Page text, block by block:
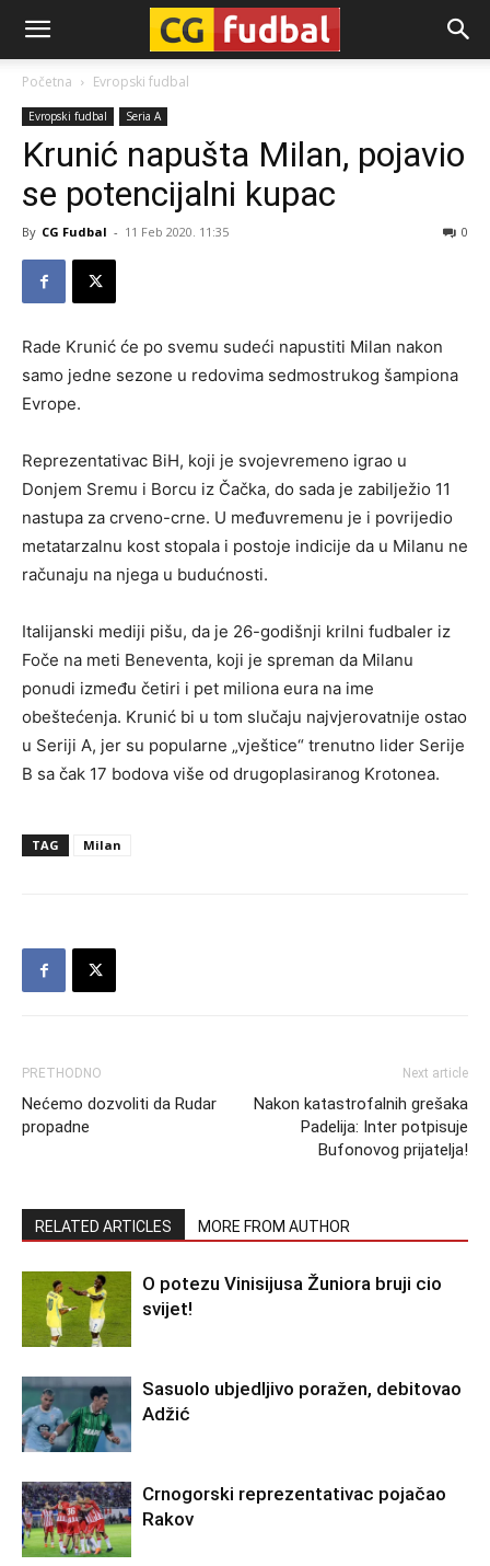
CG-
Fudbal
Početna Evropski fudbal
Evropski fudbal Seria A
Krunić napušta Milan, pojavio
se potencijalni kupac
By CG Fudbal - 11 Feb 2020. 11:35 0
Rade Krunić će po svemu sudeći napustiti Milan nakon
samo jedne sezone u redovima sedmostrukog šampiona
Evrope.
Reprezentativac BiH, koji je svojevremeno igrao u
Donjem Sremu i Borcu iz Čačka, do sada je zabilježio 11
nastupa za crveno-crne. U međuvremenu je i povrijedio
metatarzalnu kost stopala i postoje indicije da u Milanu ne
računaju na njega u budućnosti.
Italijanski mediji pišu, da je 26-godišnji krilni fudbaler iz
Foče na meti Beneventa, koji je spreman da Milanu
ponudi između četiri i pet miliona eura na ime
obeštećenja. Krunić bi u tom slučaju najvjerovatnije ostao
u Seriji A, jer su popularne „vještice“ trenutno lider Serije
B sa čak 17 bodova više od drugoplasiranog Krotonea.
TAG Milan
PRETHODNO
Nećemo dozvoliti da Rudar
propadne
Next article
Nakon katastrofalnih grešaka
Padelija: Inter potpisuje
Bufonovog prijatelja!
RELATED ARTICLES MORE FROM AUTHOR
O potezu Vinisijusa Žuniora bruji cio
svijet!
Sasuolo ubjedljivo poražen, debitovao
Adžić
Crnogorski reprezentativac pojačao
Rakov